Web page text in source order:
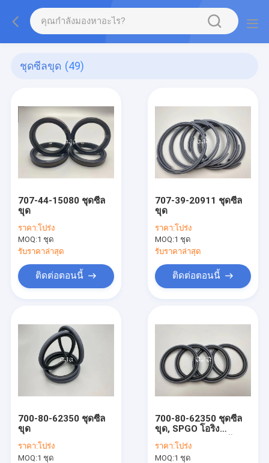
ชุดซีลขุด (49)
707-44-15080 ชุดซีล
ขุด
ราคา:โปร่ง
MOQ:1 ชุด
รับราคาล่าสุด
ติดต่อตอนนี้
707-39-20911 ชุดซีล
ขุด
ราคา:โปร่ง
MOQ:1 ชุด
รับราคาล่าสุด
ติดต่อตอนนี้
700-80-62350 ชุดซีล
ขุด
ราคา:โปร่ง
MOQ:1 ชุด
700-80-62350 ชุดซีล
ขุด, SPGO โอริง
Assortment Kit วัสดุ
FKM
ราคา:โปร่ง
MOQ:1 ชุด